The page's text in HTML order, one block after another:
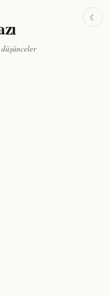
☾